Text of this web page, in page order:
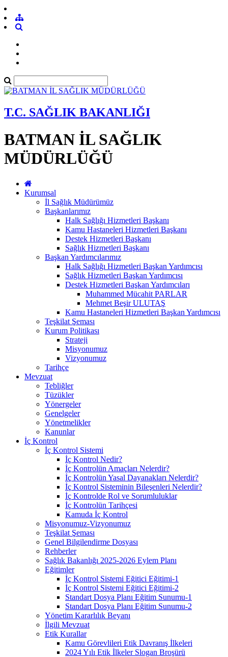
T.C. SAĞLIK BAKANLIĞI
BATMAN İL SAĞLIK
MÜDÜRLÜĞÜ
Kurumsal
İl Sağlık Müdürümüz
Başkanlarımız
Halk Sağlığı Hizmetleri Başkanı
Kamu Hastaneleri Hizmetleri Başkanı
Destek Hizmetleri Başkanı
Sağlık Hizmetleri Başkanı
Başkan Yardımcılarımız
Halk Sağlığı Hizmetleri Başkan Yardımcısı
Sağlık Hizmetleri Başkan Yardımcısı
Destek Hizmetleri Başkan Yardımcıları
Muhammed Mücahit PARLAR
Mehmet Beşir ULUTAŞ
Kamu Hastaneleri Hizmetleri Başkan Yardımcısı
Teşkilat Şeması
Kurum Politikası
Strateji
Misyonumuz
Vizyonumuz
Tarihçe
Mevzuat
Tebliğler
Tüzükler
Yönergeler
Genelgeler
Yönetmelikler
Kanunlar
İç Kontrol
İç Kontrol Sistemi
İç Kontrol Nedir?
İç Kontrolün Amaçları Nelerdir?
İç Kontrolün Yasal Dayanakları Nelerdir?
İç Kontrol Sisteminin Bileşenleri Nelerdir?
İç Kontrolde Rol ve Sorumluluklar
İç Kontrolün Tarihçesi
Kamuda İç Kontrol
Misyonumuz-Vizyonumuz
Teşkilat Şeması
Genel Bilgilendirme Dosyası
Rehberler
Sağlık Bakanlığı 2025-2026 Eylem Planı
Eğitimler
İç Kontrol Sistemi Eğitici Eğitimi-1
İç Kontrol Sistemi Eğitici Eğitimi-2
Standart Dosya Planı Eğitim Sunumu-1
Standart Dosya Planı Eğitim Sunumu-2
Yönetim Kararlılık Beyanı
İlgili Mevzuat
Etik Kurallar
Kamu Görevlileri Etik Davranış İlkeleri
2024 Yılı Etik İlkeler Slogan Broşürü